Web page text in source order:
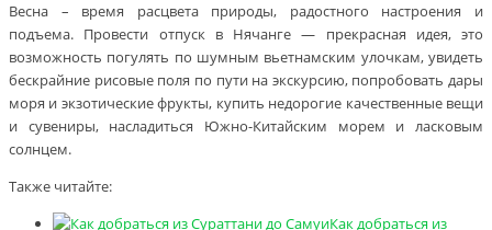
Весна – время расцвета природы, радостного настроения и
подъема. Провести отпуск в Нячанге — прекрасная идея, это
возможность погулять по шумным вьетнамским улочкам, увидеть
бескрайние рисовые поля по пути на экскурсию, попробовать дары
моря и экзотические фрукты, купить недорогие качественные вещи
и сувениры, насладиться Южно-Китайским морем и ласковым
солнцем.
Также читайте:
Как добраться из